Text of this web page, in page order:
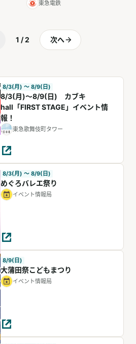
東急電鉄
1 / 2 次へ
8/3(月) 〜 8/9(日)
8/3(月)～8/9(日) カブキ
hall「FIRST STAGE」イベント情
報！
東急歌舞伎町タワー
8/3(月) 〜 8/9(日)
めぐろバレエ祭り
イベント情報局
8/9(日)
大蒲田祭こどもまつり
イベント情報局